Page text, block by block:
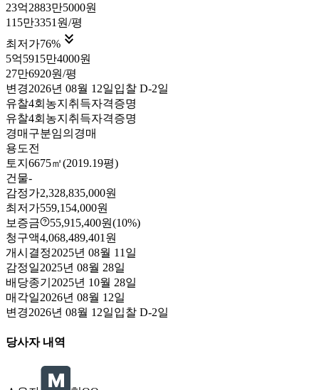
23억2883만5000원
115만3351원/평
최저가76% 
5억5915만4000원
27만6920원/평
변경2026년 08월 12일입찰 D-2일
유찰4회 농지취득자격증명
유찰4회 농지취득자격증명
경매구분임의경매
용도전
토지 6675㎡(2019.19평)
건물-
감정가2,328,835,000원
최저가559,154,000원
보증금
55,915,400원(10%)
청구액4,068,489,401원
개시결정2025년 08월 11일
감정일2025년 08월 28일
배당종기 2025년 10월 28일
매각일2026년 08월 12일
변경2026년 08월 12일입찰 D-2일
당사자 내역